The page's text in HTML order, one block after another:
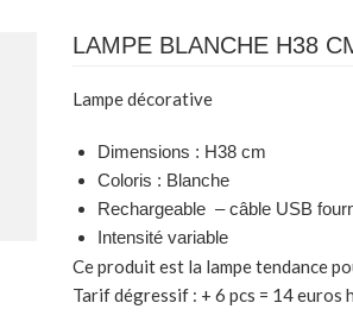
LAMPE BLANCHE H38
Lampe décorative
Dimensions : H38 cm
Coloris : Blanche
Rechargeable – câble USB
Intensité variable
Ce produit est la lampe tendance
Tarif dégressif : + 6 pcs = 14 euros